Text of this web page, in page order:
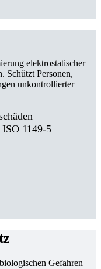
elektrostatischer
Schützt Personen,
unkontrollierter
1149-5
Gefahren